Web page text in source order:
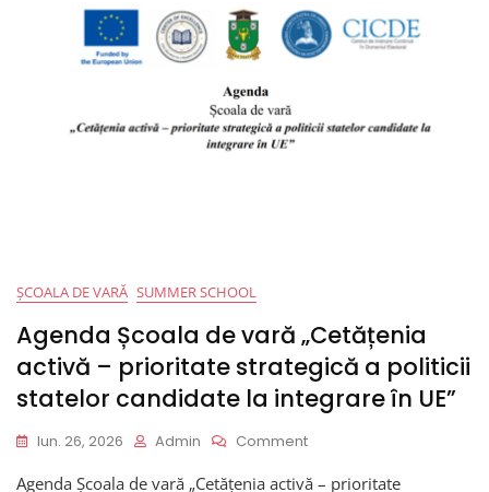
Of
The
Policies
Candidate
ȘCOALA DE VARĂ SUMMER SCHOOL
Agenda Școala de vară „Cetățenia
activă – prioritate strategică a politicii
statelor candidate la integrare în UE”
Iun. 26, 2026 Admin CommentOn
Școala
Agenda Școala de vară „Cetățenia activă – prioritate